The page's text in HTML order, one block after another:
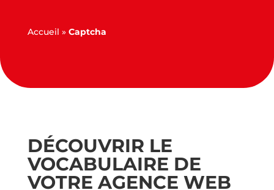
Accueil » Captcha
DÉCOUVRIR LE
VOCABULAIRE DE
VOTRE AGENCE WEB